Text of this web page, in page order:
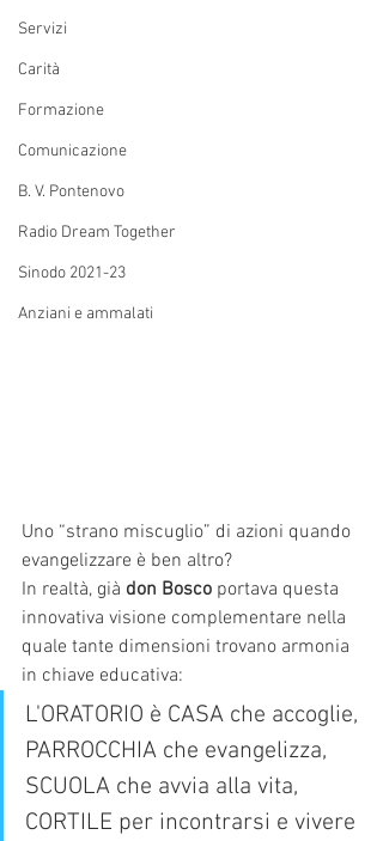
Servizi
Carità
Formazione
Comunicazione
B. V. Pontenovo
Radio Dream Together
Sinodo 2021-23
Anziani e ammalati
Uno “strano miscuglio” di azioni quando
evangelizzare è ben altro?
In realtà, già don Bosco portava questa
innovativa visione complementare nella
quale tante dimensioni trovano armonia
in chiave educativa:
L'ORATORIO è CASA che accoglie,
PARROCCHIA che evangelizza,
SCUOLA che avvia alla vita,
CORTILE per incontrarsi e vivere